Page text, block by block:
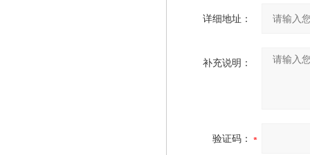
详细地址：
补充说明：
验证码：